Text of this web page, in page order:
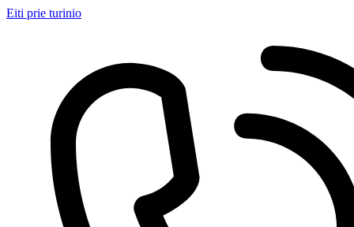
Eiti prie turinio